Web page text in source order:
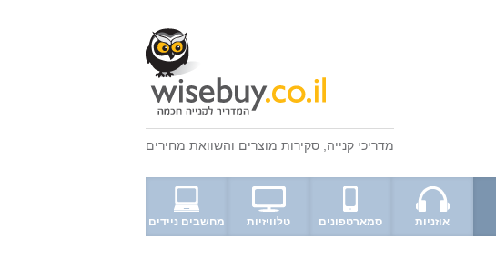
מדריכי קנייה סקירות מוצרים והשוואת מחירים
אוזניות סמארטפונים טלוויזיות מחשבים ניידים